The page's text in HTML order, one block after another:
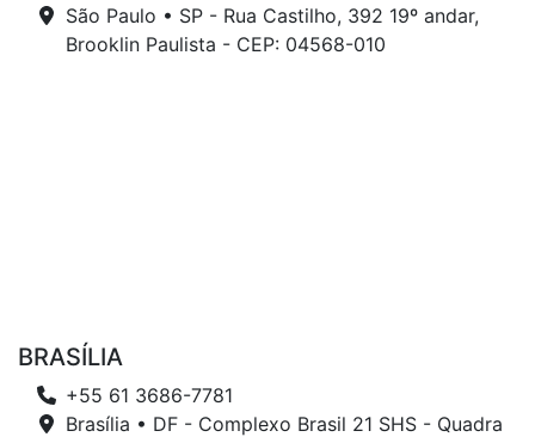
São Paulo • SP - Rua Castilho, 392 19º andar,
Brooklin Paulista - CEP: 04568-010
BRASÍLIA
+55 61 3686-7781
Brasília • DF - Complexo Brasil 21 SHS - Quadra